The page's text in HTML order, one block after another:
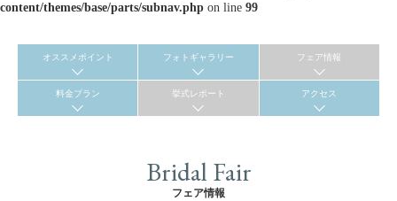
content/themes/base/parts/subnav.php on line 99
オススメポイント フォトギャラリー フェア情報
料金プラン 挙式レポート アクセス
Bridal Fair
フェア情報